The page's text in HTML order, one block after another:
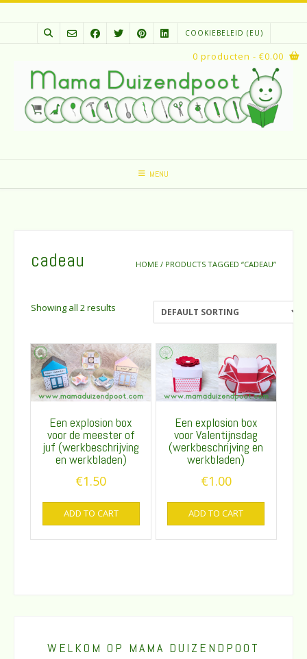
Spring
COOKIEBELEID (EU)
MENU
0 producten - €0.00
HOME / PRODUCTS TAGGED “CADEAU”
cadeau
Showing all 2 results
Een explosion box
voor de meester of
juf (werkbeschrijving
en werkbladen)
€1.50
ADD TO CART
Een explosion box
voor Valentijnsdag
(werkbeschrijving en
werkbladen)
€1.00
ADD TO CART
WELKOM OP MAMA DUIZENDPOOT